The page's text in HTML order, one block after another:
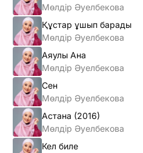
Мөлдір Әуелбекова
Құстар ұшып барады
Мөлдір Әуелбекова
Аяулы Ана
Мөлдір Әуелбекова
Сен
Мөлдір Әуелбекова
Астана (2016)
Мөлдір Әуелбекова
Кел биле